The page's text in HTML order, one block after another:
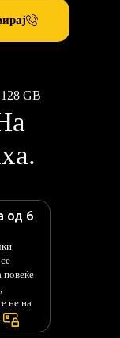
128 GB
од 6
повеќе
не на